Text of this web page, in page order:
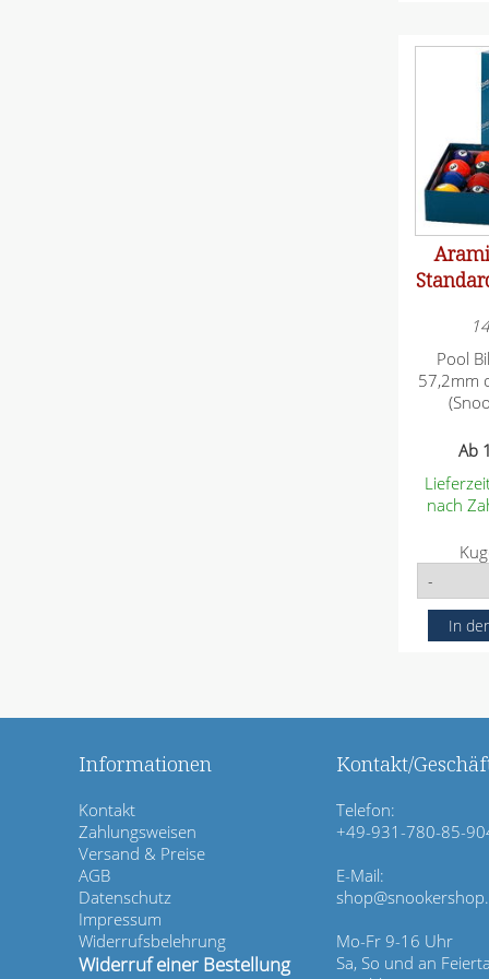
f
Pool
57,2mm
Ab
nach
P
l
i
c
e
d
Informationen
N
a
v
i
g
a
t
i
Kontakt
Zahlungsweisen
Versand & Preise
AGB
Datenschutz
Impressum
Widerrufsbelehrung
Widerruf einer Bestellung
Kontakt/
Telefon:
+49-931-780-85-
E-Mail:
Mo-Fr 9-16 Uhr
Sa, So und an